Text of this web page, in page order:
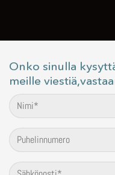
Onko sinulla
meille